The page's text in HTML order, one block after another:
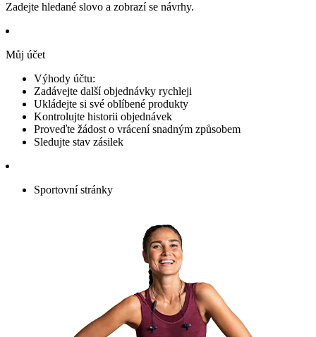
Zadejte hledané slovo a zobrazí se návrhy.
Můj účet
Výhody účtu:
Zadávejte další objednávky rychleji
Ukládejte si své oblíbené produkty
Kontrolujte historii objednávek
Proveďte žádost o vrácení snadným způsobem
Sledujte stav zásilek
Sportovní stránky